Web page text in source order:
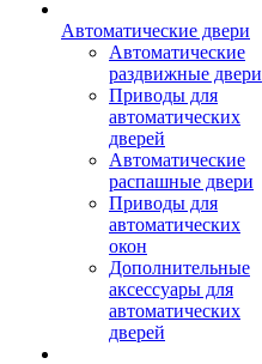
Автоматические двери
Автоматические
раздвижные двери
Приводы для
автоматических
дверей
Автоматические
распашные двери
Приводы для
автоматических
окон
Дополнительные
аксессуары для
автоматических
дверей